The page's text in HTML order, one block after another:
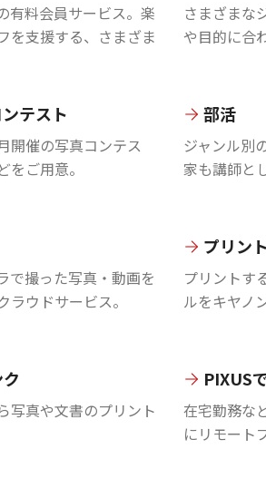
有料会員サービス。楽
を支援する、さまざま
さまざまな
や目的に合
テスト
開催の写真コンテス
をご用意。
部活
ジャンル別
家も講師と
で撮った写真・動画を
ウドサービス。
プリン
プリントす
ルをキヤノ
写真や文書のプリント
PIXUS
在宅勤務な
にリモート